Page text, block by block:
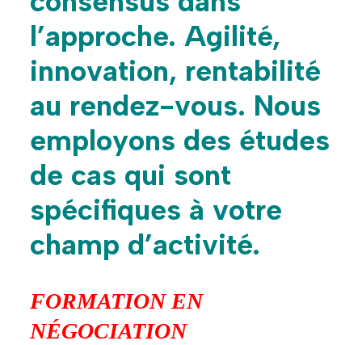
l’approche.Agilité,
innovation, rentabilité
au rendez-vous. Nous
employons des études
de cas qui sont
spécifiques à votre
champ d’activité.
FORMATION EN
NÉGOCIATION